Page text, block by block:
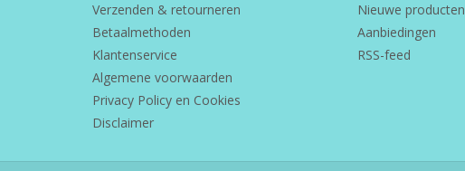
Verzenden & retourneren
Betaalmethoden
Klantenservice
Algemene voorwaarden
Privacy Policy en Cookies
Disclaimer
Nieuwe producten
Aanbiedingen
RSS-feed